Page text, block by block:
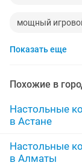
мощный
gtx 1060
игровой пк
ddr4 4 ядра
Показать еще
Похожие в
Настольные
в Астане
Настольные
в Алматы